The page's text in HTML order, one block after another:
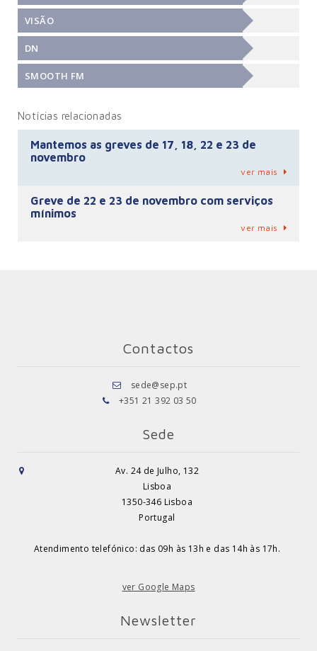
VISÃO
DN
SMOOTH FM
Notícias relacionadas
Mantemos as greves de 17, 18, 22 e 23 de
novembro
ver mais
Greve de 22 e 23 de novembro com serviços
mínimos
ver mais
Contactos
sede@sep.pt
+351 21 392 03 50
Sede
Av. 24 de Julho, 132
Lisboa
1350-346 Lisboa
Portugal
Atendimento telefónico: das 09h às 13h e das 14h às 17h.
ver Google Maps
Newsletter